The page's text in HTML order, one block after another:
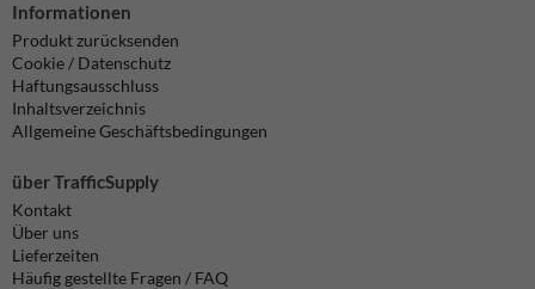
Informationen
Produkt zurücksenden
Cookie / Datenschutz
Haftungsausschluss
Inhaltsverzeichnis
Allgemeine Geschäftsbedingungen
über TrafficSupply
Kontakt
Über uns
Lieferzeiten
Häufig gestellte Fragen / FAQ